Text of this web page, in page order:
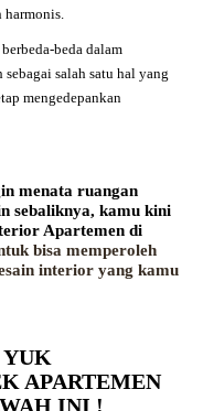
harmonis.
beda dalam
salah satu hal yang
mengedepankan
menata ruangan
sebaliknya, kamu kini
Apartemendi
bisa memperoleh
interior yang kamu
YUK
APARTEMEN
INI !